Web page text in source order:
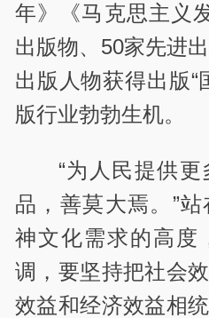
年》《马克思主义
出版物、50家先进
出版人物获得出版“
版行业勃勃生机。
“为人民提供
品，善莫大焉。”
神文化需求的高度
调，要坚持把社会
效益和经济效益相